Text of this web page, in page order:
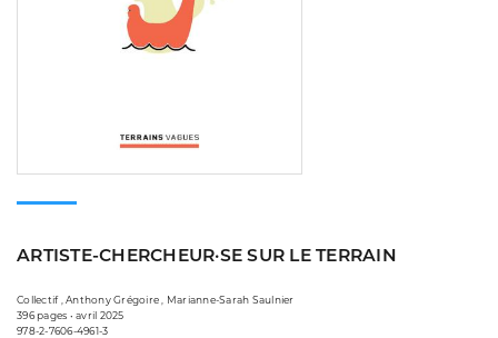
ARTISTE-CHERCHEUR·SE SUR LE TERRAIN
Collectif , Anthony Grégoire , Marianne-Sarah Saulnier
396 pages • avril 2025
978-2-7606-4961-3